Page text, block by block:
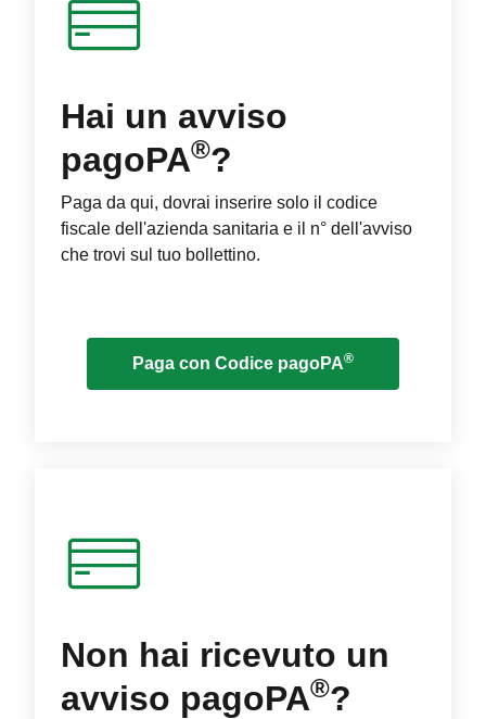
Hai un avviso
pagoPA®?
Paga da qui, dovrai inserire solo il codice
fiscale dell'azienda sanitaria e il n° dell'avviso
che trovi sul tuo bollettino.
Paga con Codice pagoPA®
Non hai ricevuto un
avviso pagoPA®?